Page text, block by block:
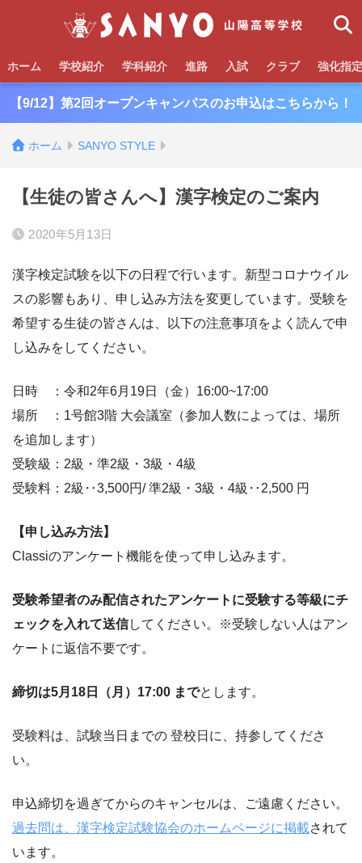
ホーム 学校紹介 学科紹介 進路 入試 クラブ 強化指
【9/12】第2回オープンキャンパスのお申込はこちらから！
ホーム SANYO STYLE
【生徒の皆さんへ】漢字検定のご案内
2020年5月13日
漢字検定試験を以下の日程で行います。新型コロナウイル
スの影響もあり、申し込み方法を変更しています。受験を
希望する生徒の皆さんは、以下の注意事項をよく読んで申
し込みをしてください。
日時 ：令和2年6月19日（金）16:00~17:00
場所 ：1号館3階 大会議室（参加人数によっては、場所
を追加します）
受験級：2級・準2級・3級・4級
受験料：2級‥3,500円/ 準2級・3級・4級‥2,500 円
【申し込み方法】
Classiのアンケート機能を使って申し込みます。
受験希望者のみ配信されたアンケートに受験する等級にチ
ェックを入れて送信してください。※受験しない人はアン
ケートに返信不要です。
締切は5月18日（月）17:00 までとします。
受験料は、試験当日までの 登校日に、持参してくださ
い。
申込締切を過ぎてからのキャンセルは、ご遠慮ください。
過去問は、漢字検定試験協会のホームページに掲載されて
います。